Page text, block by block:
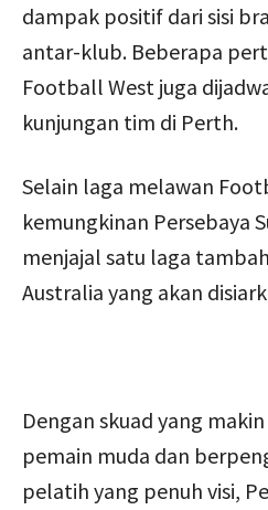
dampak positif dari sisi
antar-klub. Beberapa
Football West juga
kunjungan tim di Perth.
Selain laga melawan
kemungkinan Persebaya
menjajal satu laga
Australia yang akan
Dengan skuad yang
pemain muda dan
pelatih yang penuh visi,